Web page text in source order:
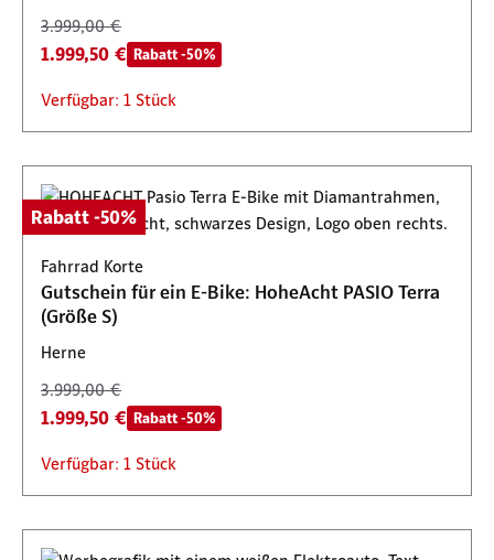
3.999,00 €
1.999,50 € Rabatt -50%
Verfügbar: 1 Stück
Rabatt -50%
Fahrrad Korte
Gutschein für ein E-Bike: HoheAcht PASIO Terra
(Größe S)
Herne
3.999,00 €
1.999,50 € Rabatt -50%
Verfügbar: 1 Stück